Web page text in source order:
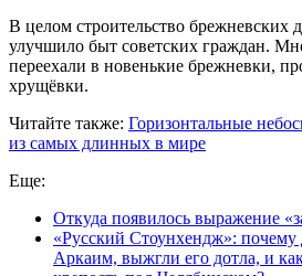
В целом строительство брежневских
улучшило быт советских граждан.
переехали в новенькие брежневки,
хрущёвки.
Читайте также: Горизонтальные
из самых длинных в мире
Еще:
Откуда появилось выражение
«Русский Стоунхендж»:
Аркаим, выжгли его дотла, и